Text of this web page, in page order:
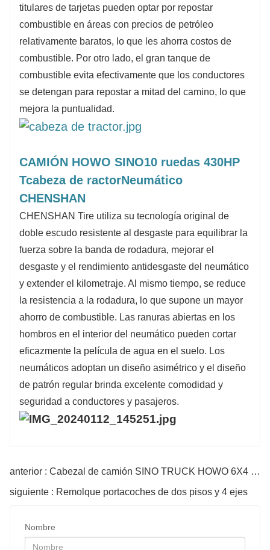
titulares de tarjetas pueden optar por repostar
combustible en áreas con precios de petróleo
relativamente baratos, lo que les ahorra costos de
combustible. Por otro lado, el gran tanque de
combustible evita efectivamente que los conductores
se detengan para repostar a mitad del camino, lo que
mejora la puntualidad.
CAMIÓN HOWO SINO10 ruedas 430HP
Tcabeza de ractorNeumático
CHENSHAN
CHENSHAN Tire utiliza su tecnología original de
doble escudo resistente al desgaste para equilibrar la
fuerza sobre la banda de rodadura, mejorar el
desgaste y el rendimiento antidesgaste del neumático
y extender el kilometraje. Al mismo tiempo, se reduce
la resistencia a la rodadura, lo que supone un mayor
ahorro de combustible. Las ranuras abiertas en los
hombros en el interior del neumático pueden cortar
eficazmente la película de agua en el suelo. Los
neumáticos adoptan un diseño asimétrico y el diseño
de patrón regular brinda excelente comodidad y
seguridad a conductores y pasajeros.
anterior : Cabezal de camión SINO TRUCK HOWO 6X4 430HP
siguiente : Remolque portacoches de dos pisos y 4 ejes
Nombre